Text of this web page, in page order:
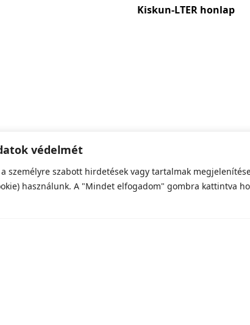
védelmét
személyre szabott hirdetések vagy tartalmak
használunk. A "Mindet elfogadom" gombra kattintva
Kiskun-LTER honlap